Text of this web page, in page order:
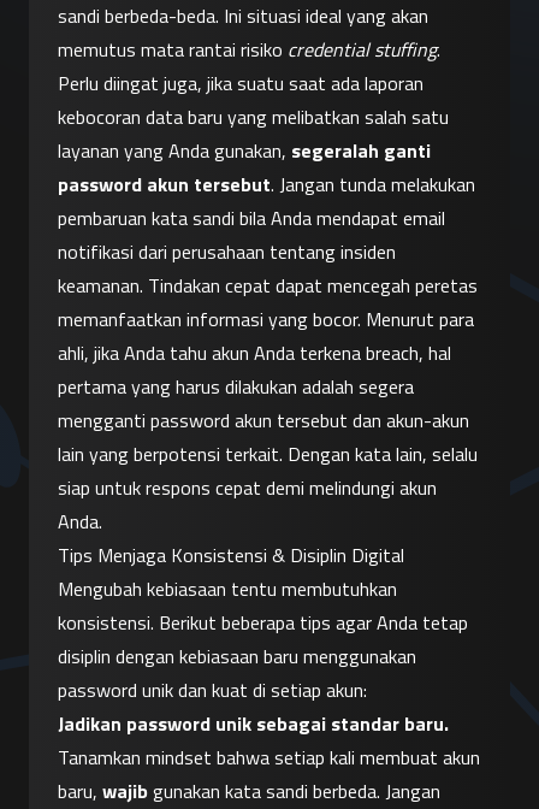
sandi berbeda-beda. Ini situasi ideal yang akan
memutus mata rantai risiko credential stuffing.
Perlu diingat juga, jika suatu saat ada laporan
kebocoran data baru yang melibatkan salah satu
layanan yang Anda gunakan, segeralah ganti
password akun tersebut. Jangan tunda melakukan
pembaruan kata sandi bila Anda mendapat email
notifikasi dari perusahaan tentang insiden
keamanan. Tindakan cepat dapat mencegah peretas
memanfaatkan informasi yang bocor. Menurut para
ahli, jika Anda tahu akun Anda terkena breach, hal
pertama yang harus dilakukan adalah segera
mengganti password akun tersebut dan akun-akun
lain yang berpotensi terkait. Dengan kata lain, selalu
siap untuk respons cepat demi melindungi akun
Anda.
Tips Menjaga Konsistensi & Disiplin Digital
Mengubah kebiasaan tentu membutuhkan
konsistensi. Berikut beberapa tips agar Anda tetap
disiplin dengan kebiasaan baru menggunakan
password unik dan kuat di setiap akun:
Jadikan password unik sebagai standar baru.
Tanamkan mindset bahwa setiap kali membuat akun
baru, wajib gunakan kata sandi berbeda. Jangan